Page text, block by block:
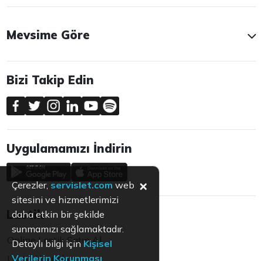
Mevsime Göre
Bizi Takip Edin
Uygulamamızı İndirin
Lastik
Online Lastik Satın Al
Lastik Yorumları
Çerezler, servislet.com web
sitesini ve hizmetlerimizi
daha etkin bir şekilde
sunmamızı sağlamaktadır.
Detaylı bilgi için Kişisel
Verilerin Korunması
×